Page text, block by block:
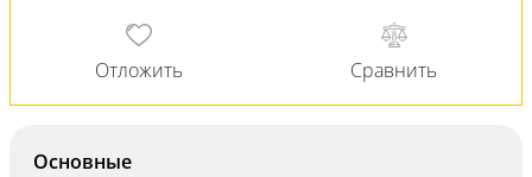
Основные